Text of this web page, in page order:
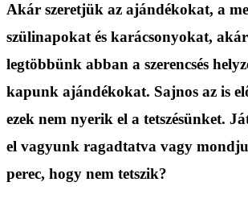
Akár szeretjük az ajándékokat, a
szülinapokat és karácsonyokat,
legtöbbünk abban a szerencsés
kapunk ajándékokat. Sajnos az is
ezek nem nyerik el a tetszésünket.
el vagyunk ragadtatva vagy
perec, hogy nem tetszik?